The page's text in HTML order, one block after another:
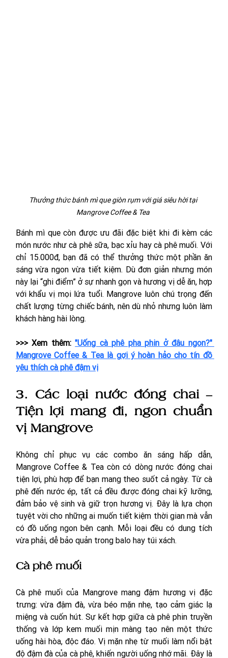
Thưởng thức bánh mì que giòn rụm với giá siêu hời tại
Mangrove Coffee & Tea
Bánh mì que còn được ưu đãi đặc biệt khi đi kèm các
món nước như cà phê sữa, bạc xỉu hay cà phê muối. Với
chỉ 15.000đ, bạn đã có thể thưởng thức một phần ăn
sáng vừa ngon vừa tiết kiệm. Dù đơn giản nhưng món
này lại “ghi điểm” ở sự nhanh gọn và hương vị dễ ăn, hợp
với khẩu vị mọi lứa tuổi. Mangrove luôn chú trọng đến
chất lượng từng chiếc bánh, nên dù nhỏ nhưng luôn làm
khách hàng hài lòng.
>>> Xem thêm: "Uống cà phê pha phin ở đâu ngon?"
Mangrove Coffee & Tea là gợi ý hoàn hảo cho tín đồ
yêu thích cà phê đậm vị
3. Các loại nước đóng chai –
Tiện lợi mang đi, ngon chuẩn
vị Mangrove
Không chỉ phục vụ các combo ăn sáng hấp dẫn,
Mangrove Coffee & Tea còn có dòng nước đóng chai
tiện lợi, phù hợp để bạn mang theo suốt cả ngày. Từ cà
phê đến nước ép, tất cả đều được đóng chai kỹ lưỡng,
đảm bảo vệ sinh và giữ trọn hương vị. Đây là lựa chọn
tuyệt vời cho những ai muốn tiết kiệm thời gian mà vẫn
có đồ uống ngon bên cạnh. Mỗi loại đều có dung tích
vừa phải, dễ bảo quản trong balo hay túi xách.
Cà phê muối
Cà phê muối của Mangrove mang đậm hương vị đặc
trưng: vừa đậm đà, vừa béo mặn nhẹ, tạo cảm giác lạ
miệng và cuốn hút. Sự kết hợp giữa cà phê phin truyền
thống và lớp kem muối mịn màng tạo nên một thức
uống hài hòa, độc đáo. Vị mặn nhẹ từ muối làm nổi bật
độ đậm đà của cà phê, khiến người uống nhớ mãi. Đây là